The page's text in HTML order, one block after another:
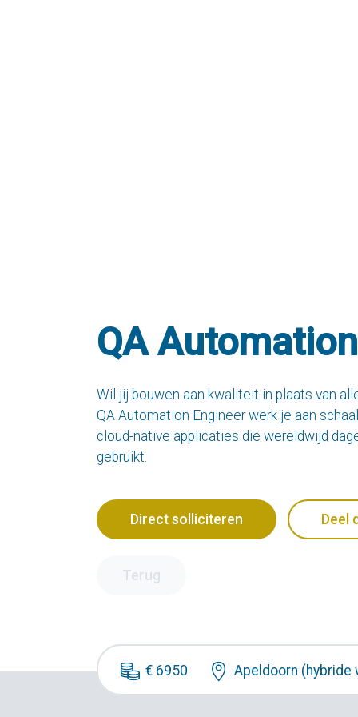
QA
Wil jij bouwen aan kwaliteit in plaats van
QA Automation Engineer werk je aan
cloud-native applicaties die wereldwijd
gebruikt.
Direct solliciteren Deel
Terug
€ 6950 Apeldoorn (hybride